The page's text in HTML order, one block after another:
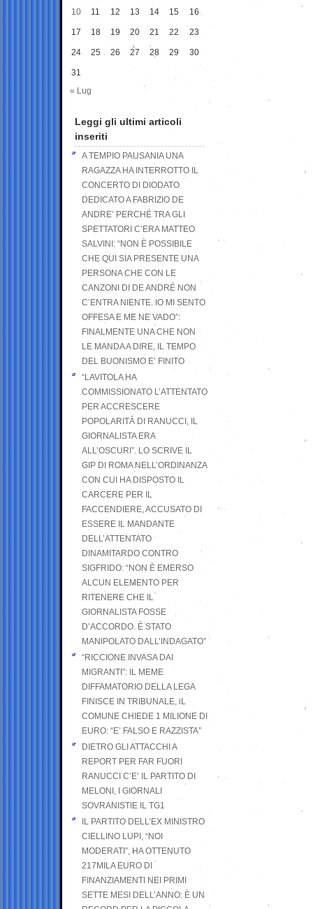
10 11 12 13 14 15 16
17 18 19 20 21 22 23
24 25 26 27 28 29 30
31
« Lug
Leggi gli ultimi articoli
inseriti
A TEMPIO PAUSANIA UNA
RAGAZZA HA INTERROTTO IL
CONCERTO DI DIODATO
DEDICATO A FABRIZIO DE
ANDRE’ PERCHÉ TRA GLI
SPETTATORI C’ERA MATTEO
SALVINI: “NON È POSSIBILE
CHE QUI SIA PRESENTE UNA
PERSONA CHE CON LE
CANZONI DI DE ANDRÉ NON
C’ENTRA NIENTE. IO MI SENTO
OFFESA E ME NE VADO”:
FINALMENTE UNA CHE NON
LE MANDA A DIRE, IL TEMPO
DEL BUONISMO E’ FINITO
“LAVITOLA HA
COMMISSIONATO L’ATTENTATO
PER ACCRESCERE
POPOLARITÀ DI RANUCCI, IL
GIORNALISTA ERA
ALL’OSCURI”. LO SCRIVE IL
GIP DI ROMA NELL’ORDINANZA
CON CUI HA DISPOSTO IL
CARCERE PER IL
FACCENDIERE, ACCUSATO DI
ESSERE IL MANDANTE
DELL’ATTENTATO
DINAMITARDO CONTRO
SIGFRIDO: “NON È EMERSO
ALCUN ELEMENTO PER
RITENERE CHE IL
GIORNALISTA FOSSE
D’ACCORDO. È STATO
MANIPOLATO DALL’INDAGATO”
“RICCIONE INVASA DAI
MIGRANTI”: IL MEME
DIFFAMATORIO DELLA LEGA
FINISCE IN TRIBUNALE, iL
COMUNE CHIEDE 1 MILIONE DI
EURO: “E’ FALSO E RAZZISTA”
DIETRO GLI ATTACCHI A
REPORT PER FAR FUORI
RANUCCI C’E’ IL PARTITO DI
MELONI, I GIORNALI
SOVRANISTIE IL TG1
IL PARTITO DELL’EX MINISTRO
CIELLINO LUPI, “NOI
MODERATI”, HA OTTENUTO
217MILA EURO DI
FINANZIAMENTI NEI PRIMI
SETTE MESI DELL’ANNO: È UN